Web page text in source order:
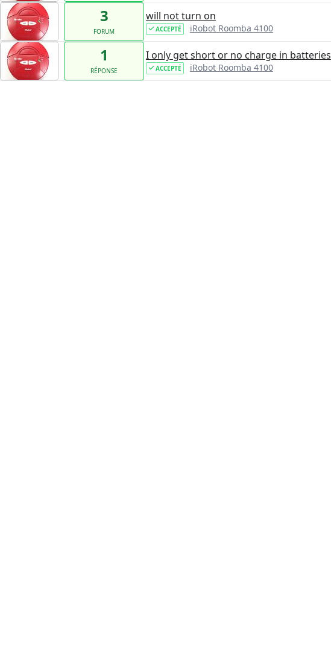
3
FORUM
will not turn on
ACCEPTÉ iRobot Roomba 4100
1
RÉPONSE
I only get short or no charge in batteries
ACCEPTÉ iRobot Roomba 4100